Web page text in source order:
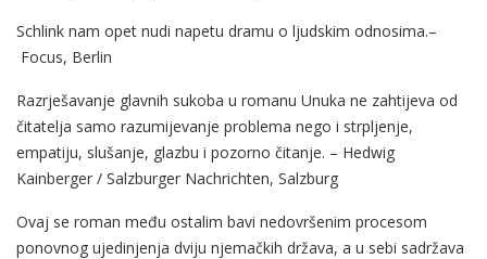
Schlink nam opet nudi napetu dramu o ljudskim odnosima.–
Focus, Berlin
Razrješavanje glavnih sukoba u romanu Unuka ne zahtijeva od
čitatelja samo razumijevanje problema nego i strpljenje,
empatiju, slušanje, glazbu i pozorno čitanje. – Hedwig
Kainberger / Salzburger Nachrichten, Salzburg
Ovaj se roman među ostalim bavi nedovršenim procesom
ponovnog ujedinjenja dviju njemačkih država, a u sebi sadržava